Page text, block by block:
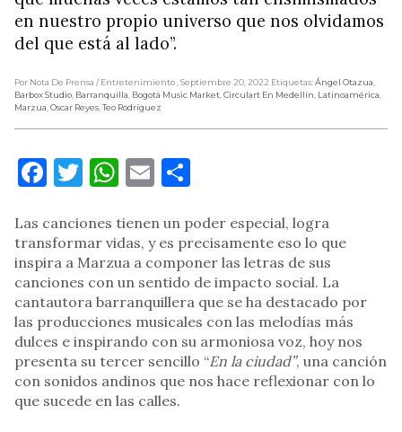
en nuestro propio universo que nos olvidamos
del que está al lado”.
Por Nota De Prensa / Entretenimiento, Septiembre 20, 2022 Etiquetas:Ángel Otazua,
Barbox Studio, Barranquilla, Bogotá Music Market,Circulart En Medellín, Latinoamérica,
Marzua,Oscar Reyes,Teo Rodríguez
Facebook
Twitter
WhatsApp
Email
Las canciones tienen un poder especial, logra
transformar vidas, y es precisamente eso lo que
inspira a Marzua a componer las letras de sus
canciones con un sentido de impacto social. La
cantautora barranquillera que se ha destacado por
las producciones musicales con las melodías más
dulces e inspirando con su armoniosa voz, hoy nos
presenta su tercer sencillo “En la ciudad”, una canción
con sonidos andinos que nos hace reflexionar con lo
que sucede en las calles.